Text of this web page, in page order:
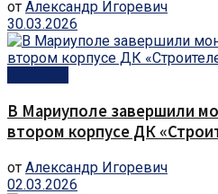
от Александр Игоревич
30.03.2026
В Мариуполе завершили
втором корпусе ДК
от Александр Игоревич
02.03.2026